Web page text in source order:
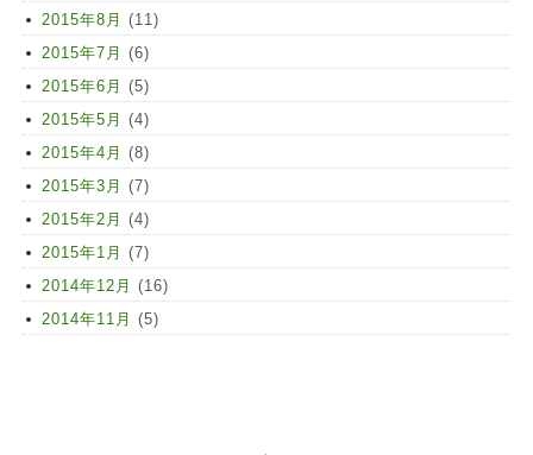
2015年8月 (11)
2015年7月 (6)
2015年6月 (5)
2015年5月 (4)
2015年4月 (8)
2015年3月 (7)
2015年2月 (4)
2015年1月 (7)
2014年12月 (16)
2014年11月 (5)